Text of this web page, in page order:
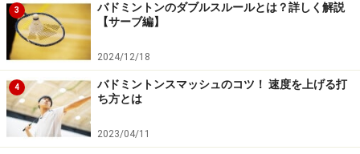
3
バドミントンのダブルスルールとは？詳しく解説
【サーブ編】
2024/12/18
4
バドミントンスマッシュのコツ！ 速度を上げる打
ち方とは
2023/04/11